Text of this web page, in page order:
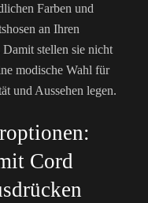
Farben und
an Ihren
stellen sie nicht
modische Wahl für
und Aussehen legen.
Cord